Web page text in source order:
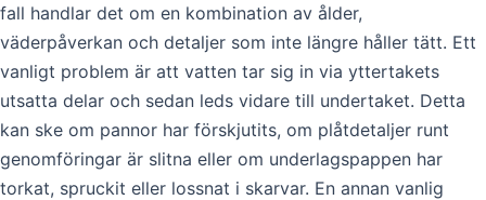
fall handlar det om en kombination av ålder,
väderpåverkan och detaljer som inte längre håller tätt. Ett
vanligt problem är att vatten tar sig in via yttertakets
utsatta delar och sedan leds vidare till undertaket. Detta
kan ske om pannor har förskjutits, om plåtdetaljer runt
genomföringar är slitna eller om underlagspappen har
torkat, spruckit eller lossnat i skarvar. En annan vanlig